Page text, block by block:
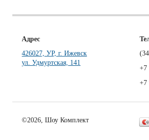
Адрес
426027, УР, г. Ижевск
ул. Удмуртская, 141
+7
+7
©2026, Шоу Комплект